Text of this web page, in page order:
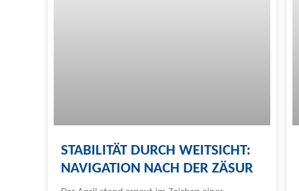
STABILITÄT DURCH WEITSICHT:
NAVIGATION NACH DER ZÄSUR